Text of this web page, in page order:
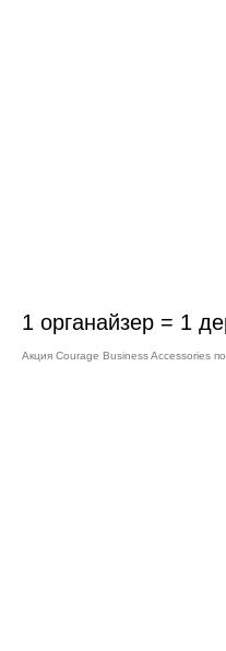
1 органайзер = 1
Акция Courage Business Accessories